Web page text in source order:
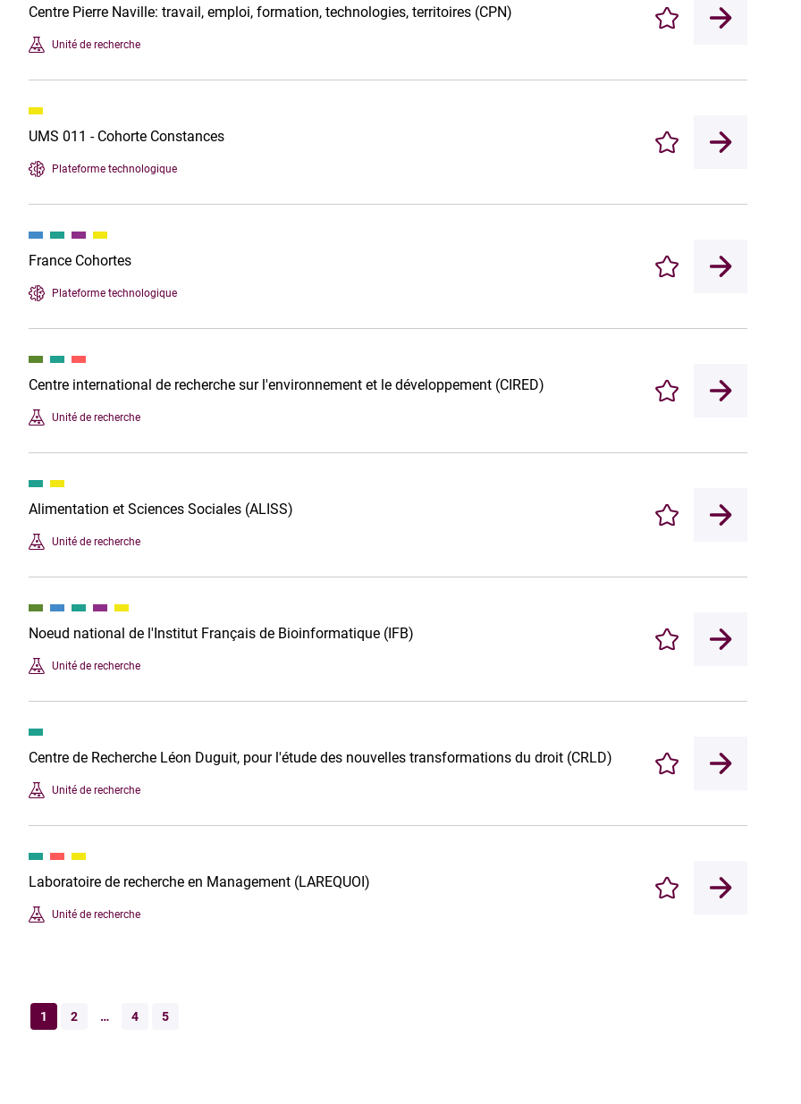
Centre Pierre Naville: travail, emploi, formation, technologies, territoires (CPN)
Unité de recherche
Enregistrer
UMS 011 - Cohorte Constances
Plateforme technologique
Enregistrer
France Cohortes
Plateforme technologique
Enregistrer
Centre international de recherche sur l'environnement et le développement (CIRED)
Unité de recherche
Enregistrer
Alimentation et Sciences Sociales (ALISS)
Unité de recherche
Enregistrer
Noeud national de l'Institut Français de Bioinformatique (IFB)
Unité de recherche
Enregistrer
Centre de Recherche Léon Duguit, pour l'étude des nouvelles transformations du droit (CRLD)
Unité de recherche
Enregistrer
Laboratoire de recherche en Management (LAREQUOI)
Unité de recherche
Enregistrer
1 2 … 4 5